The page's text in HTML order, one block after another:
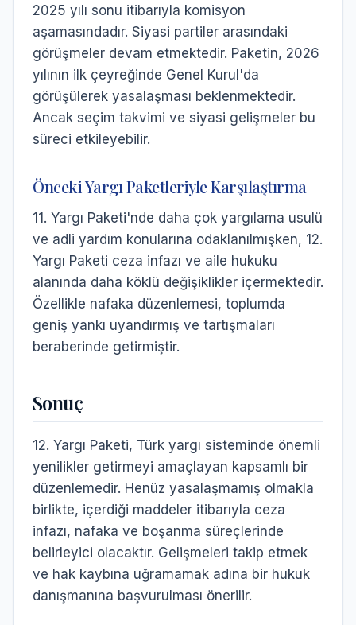
2025 yılı sonu itibarıyla komisyon
aşamasındadır. Siyasi partiler arasındaki
görüşmeler devam etmektedir. Paketin, 2026
yılının ilk çeyreğinde Genel Kurul'da
görüşülerek yasalaşması beklenmektedir.
Ancak seçim takvimi ve siyasi gelişmeler bu
süreci etkileyebilir.
Önceki Yargı Paketleriyle Karşılaştırma
11. Yargı Paketi'nde daha çok yargılama usulü
ve adli yardım konularına odaklanılmışken, 12.
Yargı Paketi ceza infazı ve aile hukuku
alanında daha köklü değişiklikler içermektedir.
Özellikle nafaka düzenlemesi, toplumda
geniş yankı uyandırmış ve tartışmaları
beraberinde getirmiştir.
Sonuç
12. Yargı Paketi, Türk yargı sisteminde önemli
yenilikler getirmeyi amaçlayan kapsamlı bir
düzenlemedir. Henüz yasalaşmamış olmakla
birlikte, içerdiği maddeler itibarıyla ceza
infazı, nafaka ve boşanma süreçlerinde
belirleyici olacaktır. Gelişmeleri takip etmek
ve hak kaybına uğramamak adına bir hukuk
danışmanına başvurulması önerilir.